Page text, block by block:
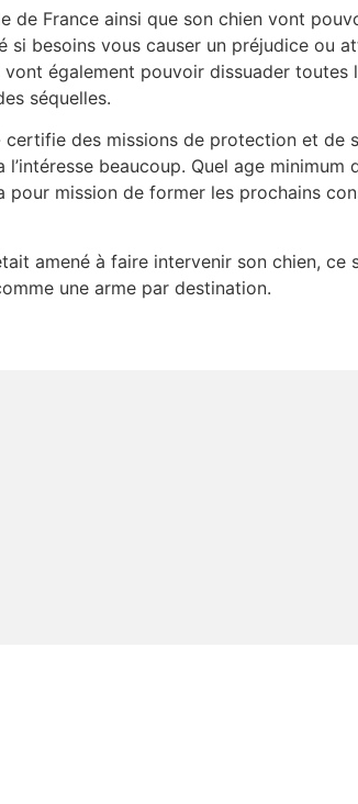
de France ainsi que son chien vont
si besoins vous causer un préjudice ou
vont également pouvoir dissuader toutes
séquelles.
des missions de protection et de
beaucoup. Quel age
mission de former les prochains
amené à faire intervenir son chien,
une arme par destination.